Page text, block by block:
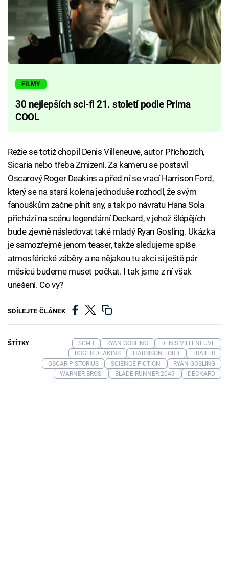
FILMY
30 nejlepších sci-fi 21. století podle Prima
COOL
Režie se totiž chopil Denis Villeneuve, autor Příchozích,
Sicaria nebo třeba Zmizení. Za kameru se postavil
Oscarový Roger Deakins a před ní se vrací Harrison Ford,
který se na stará kolena jednoduše rozhodl, že svým
fanouškům začne plnit sny, a tak po návratu Hana Sola
přichází na scénu legendární Deckard, v jehož šlépějích
bude zjevně následovat také mladý Ryan Gosling. Ukázka
je samozřejmě jenom teaser, takže sledujeme spíše
atmosférické záběry a na nějakou tu akci si ještě pár
měsíců budeme muset počkat. I tak jsme z ní však
unešení. Co vy?
SDÍLEJTE ČLÁNEK
ŠTÍTKY SCI-FI RYAN GOSLING
DENIS VILLENEUVE
ROGER DEAKINS
HARRISON FORD
TRAILER
OSCAR PISTORIUS
SCIENCE FICTION
RYAN GOSLING
WARNER BROS.
BLADE RUNNER 2049 DECKARD